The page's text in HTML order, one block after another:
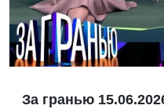
За гранью